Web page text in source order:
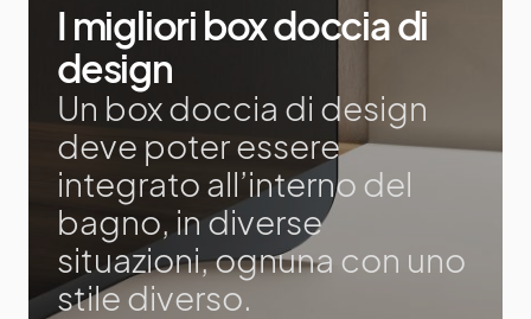
I migliori box doccia di
design
Un box doccia di design
deve poter essere
integrato all’interno del
bagno, in diverse
situazioni, ognuna con uno
stile diverso.